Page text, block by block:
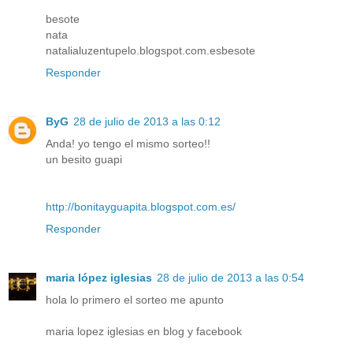
besote
nata
natalialuzentupelo.blogspot.com.esbesote
Responder
ByG 28 de julio de 2013 a las 0:12
Anda! yo tengo el mismo sorteo!!
un besito guapi
http://bonitayguapita.blogspot.com.es/
Responder
maria lópez iglesias 28 de julio de 2013 a las 0:54
hola lo primero el sorteo me apunto
maria lopez iglesias en blog y facebook